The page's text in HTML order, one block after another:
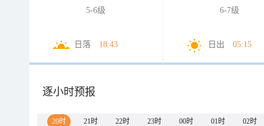
5-6级
日落 18:43
6-7级
日出 05:15
逐小时预报
20时 21时 22时 23时 00时 01时 02时